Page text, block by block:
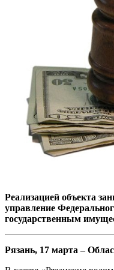
Реализацией объекта
управление
государственным
Рязань, 17 марта –